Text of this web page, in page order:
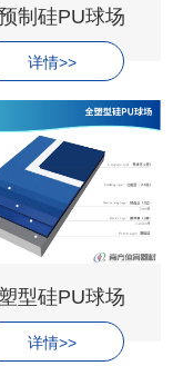
制硅PU球场
详情>>
型硅PU球场
详情>>